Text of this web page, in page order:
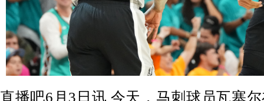
直播吧6月3日讯 今天，马刺球员瓦塞